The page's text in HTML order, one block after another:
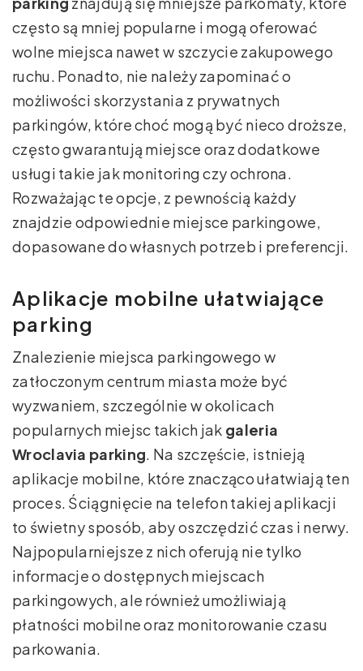
często są mniej popularne i mogą oferować
wolne miejsca nawet w szczycie zakupowego
ruchu. Ponadto, nie należy zapominać o
możliwości skorzystania z prywatnych
parkingów, które choć mogą być nieco droższe,
często gwarantują miejsce oraz dodatkowe
usługi takie jak monitoring czy ochrona.
Rozważając te opcje, z pewnością każdy
znajdzie odpowiednie miejsce parkingowe,
dopasowane do własnych potrzeb i preferencji.
Aplikacje mobilne ułatwiające
parking
Znalezienie miejsca parkingowego w
zatłoczonym centrum miasta może być
wyzwaniem, szczególnie w okolicach
popularnych miejsc takich jak galeria
Wroclavia parking. Na szczęście, istnieją
aplikacje mobilne, które znacząco ułatwiają ten
proces. Ściągnięcie na telefon takiej aplikacji
to świetny sposób, aby oszczędzić czas i nerwy.
Najpopularniejsze z nich oferują nie tylko
informacje o dostępnych miejscach
parkingowych, ale również umożliwiają
płatności mobilne oraz monitorowanie czasu
parkowania.